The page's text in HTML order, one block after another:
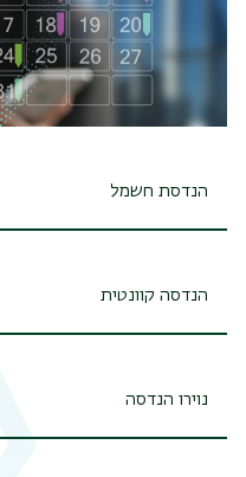
הנדסת חשמל
הנדסה קוונטית
נוירו הנדסה